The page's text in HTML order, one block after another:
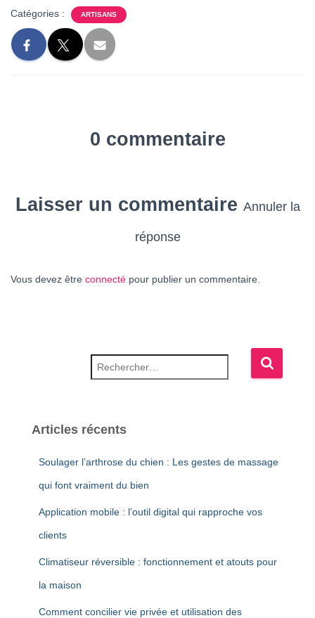
Catégories : ARTISANS
0 commentaire
Laisser un commentaire Annuler la
réponse
Vous devez être connecté pour publier un commentaire.
Articles récents
Soulager l’arthrose du chien : Les gestes de massage
qui font vraiment du bien
Application mobile : l’outil digital qui rapproche vos
clients
Climatiseur réversible : fonctionnement et atouts pour
la maison
Comment concilier vie privée et utilisation des